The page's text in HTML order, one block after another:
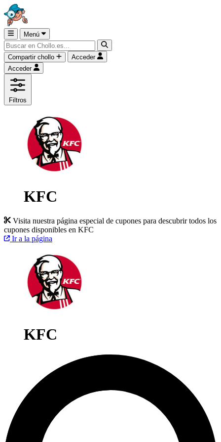
Menú
Compartir chollo
Acceder
Acceder
Filtros
KFC
Visita nuestra página especial de cupones para descubrir todos los
cupones disponibles en KFC
Ir a la página
KFC